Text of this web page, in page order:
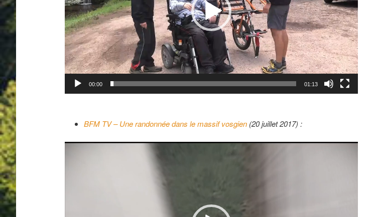
00:00 01:13
BFM TV – Une randonnée dans le massif vosgien(20 juillet 2017) :